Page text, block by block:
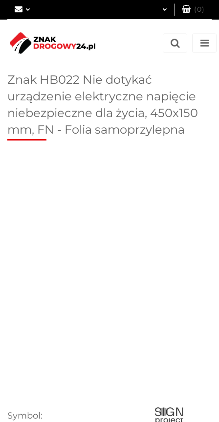
(0)
Znak HB022 Nie dotykać
urządzenie elektryczne napięcie
niebezpieczne dla życia, 450x150
mm, FN - Folia samoprzylepna
Symbol: